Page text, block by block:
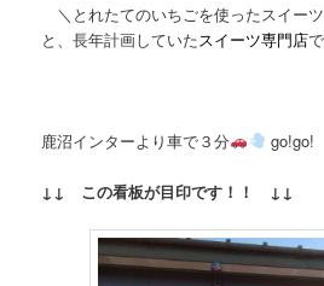
＼とれたてのいちごを使ったスイー
と、長年計画していたスイーツ専門店
鹿沼インターより車で３分 go!go!
↓↓ この看板が目印です！！ ↓↓